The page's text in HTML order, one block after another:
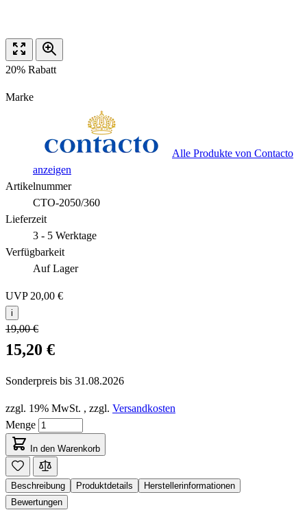
20% Rabatt
Marke
Alle Produkte von Contacto
anzeigen
Artikelnummer
CTO-2050/360
Lieferzeit
3 - 5 Werktage
Verfügbarkeit
Auf Lager
UVP 20,00 €
i
19,00 €
15,20 €
Sonderpreis bis 31.08.2026
zzgl. 19% MwSt. , zzgl. Versandkosten
Menge
In den Warenkorb
Beschreibung Produktdetails
Herstellerinformationen
Bewertungen